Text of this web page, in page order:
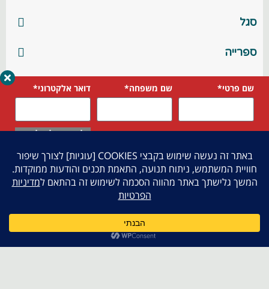
סגל
ספרייה
פניות סטודנטים
עלינו
מסלולי לימוד
מידע לסטודנט
שם פרטי* שם משפחה* דואר אלקטרוני*
בלחיצה על שלח אני
הפרטיותשל
המכללה
שלח
תמיכה לסטודנט